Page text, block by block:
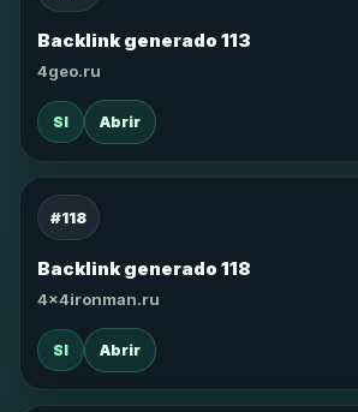
Backlink generado 113
4geo.ru
SI Abrir
#118
Backlink generado 118
4x4ironman.ru
SI Abrir